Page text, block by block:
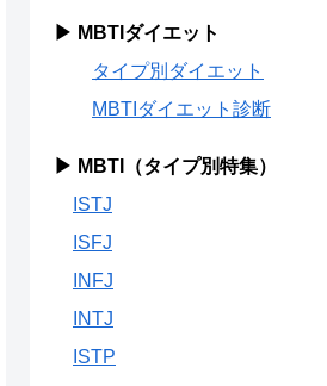
▶ MBTIダイエット
タイプ別ダイエット
MBTIダイエット診断
▶ MBTI（タイプ別特集）
ISTJ
ISFJ
INFJ
INTJ
ISTP